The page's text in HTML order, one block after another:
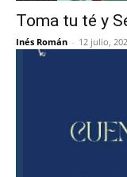
Toma tu té y
Inés Román - 12 julio,